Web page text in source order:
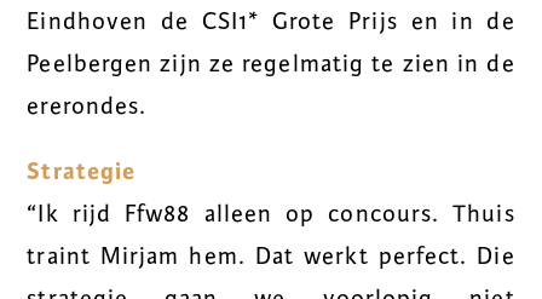
Eindhoven de CSI1* Grote Prijs en in de
Peelbergen zijn ze regelmatig te zien in de
ererondes.
Strategie
“Ik rijd Ffw88 alleen op concours. Thuis
traint Mirjam hem. Dat werkt perfect. Die